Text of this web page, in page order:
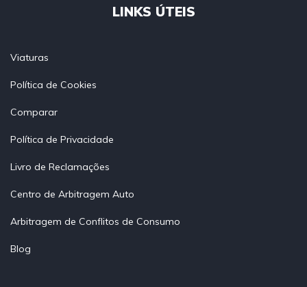
LINKS ÚTEIS
Viaturas
Política de Cookies
Comparar
Política de Privacidade
Livro de Reclamações
Centro de Arbitragem Auto
Arbitragem de Conflitos de Consumo
Blog